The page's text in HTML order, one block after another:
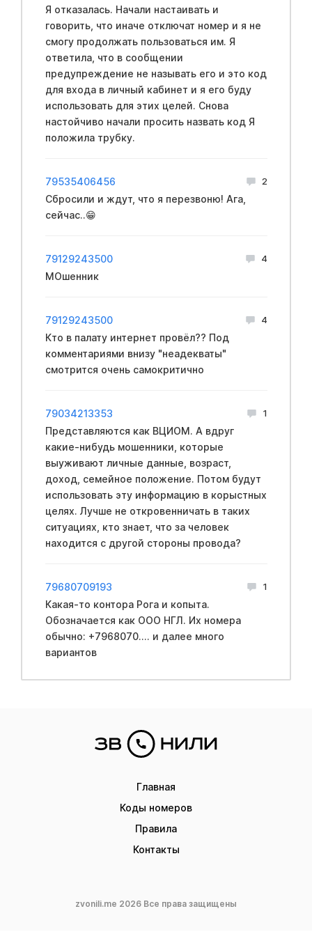
Я отказалась. Начали настаивать и
говорить, что иначе отключат номер и я не
смогу продолжать пользоваться им. Я
ответила, что в сообщении
предупреждение не называть его и это код
для входа в личный кабинет и я его буду
использовать для этих целей. Снова
настойчиво начали просить назвать код Я
положила трубку.
79535406456 2
Сбросили и ждут, что я перезвоню! Ага,
сейчас..😁
79129243500 4
МОшенник
79129243500 4
Кто в палату интернет провёл?? Под
комментариями внизу "неадекваты"
смотрится очень самокритично
79034213353 1
Представляются как ВЦИОМ. А вдруг
какие-нибудь мошенники, которые
выуживают личные данные, возраст,
доход, семейное положение. Потом будут
использовать эту информацию в корыстных
целях. Лучше не откровенничать в таких
ситуациях, кто знает, что за человек
находится с другой стороны провода?
79680709193 1
Какая-то контора Рога и копыта.
Обозначается как ООО НГЛ. Их номера
обычно: +7968070.... и далее много
вариантов
Главная
Коды номеров
Правила
Контакты
zvonili.me 2026 Все права защищены